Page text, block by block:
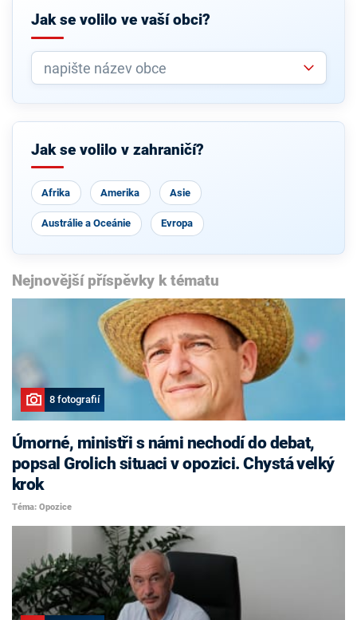
Jak se volilo ve vaší obci?
Jak se volilo v zahraničí?
Afrika Amerika Asie
Austrálie a Oceánie Evropa
Nejnovější příspěvky k tématu
8 fotografií
Úmorné, ministři s námi nechodí do debat,
popsal Grolich situaci v opozici. Chystá velký
krok
Téma: Opozice